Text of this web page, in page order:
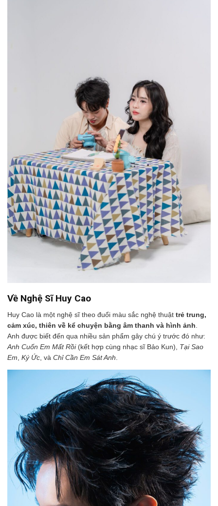
Về Nghệ Sĩ Huy Cao
Huy Cao là một nghệ sĩ theo đuổi màu sắc nghệ thuật trẻ trung,
cảm xúc, thiên về kể chuyện bằng âm thanh và hình ảnh.
Anh được biết đến qua nhiều sản phẩm gây chú ý trước đó như:
Anh Cuốn Em Mất Rồi(kết hợp cùng nhạc sĩ Bảo Kun), Tại Sao
Em, Ký Ức, và Chỉ Cần Em Sát Anh.